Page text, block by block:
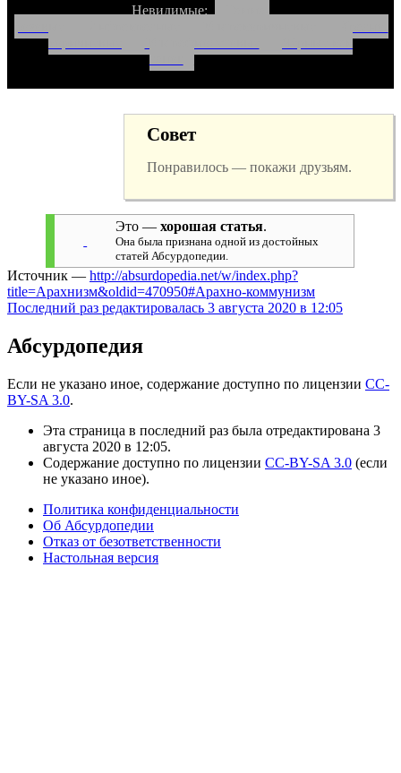
Невидимые:
коричневые
Чёрные как
сапог
________
Совет
Понравилось — покажи друзьям.
Это —хорошая статья.
Она была признана одной из достойных
статей Абсурдопедии.
Источник — http://absurdopedia.net/w/index.php?
title=Арахнизм&oldid=470950#Арахно-коммунизм
Последний раз редактировалась 3 августа 2020 в 12:05
Абсурдопедия
Если не указано иное, содержание доступно по лицензии CC-
BY-SA 3.0.
Эта страница в последний раз была отредактирована 3
августа 2020 в 12:05.
Содержание доступно по лицензии CC-BY-SA 3.0 (если
не указано иное).
Политика конфиденциальности
Об Абсурдопедии
Отказ от безответственности
Настольная версия